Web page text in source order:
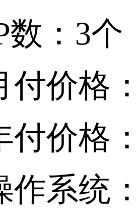
：3个
格：
格：
统：